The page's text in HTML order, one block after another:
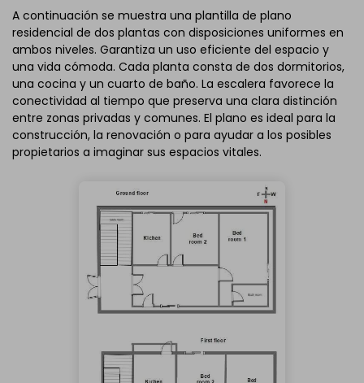
A continuación se muestra una plantilla de plano
residencial de dos plantas con disposiciones uniformes en
ambos niveles. Garantiza un uso eficiente del espacio y
una vida cómoda. Cada planta consta de dos dormitorios,
una cocina y un cuarto de baño. La escalera favorece la
conectividad al tiempo que preserva una clara distinción
entre zonas privadas y comunes. El plano es ideal para la
construcción, la renovación o para ayudar a los posibles
propietarios a imaginar sus espacios vitales.